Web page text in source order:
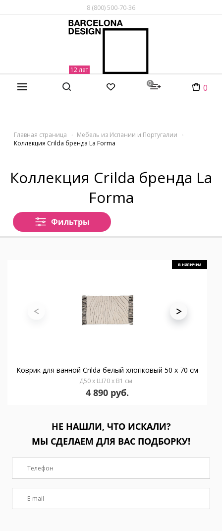
8 (800) 500-70-36
0 0
Главная страница
Мебель из Испании и Португалии
Коллекция Crilda бренда La Forma
Коллекция Crilda бренда La
Forma
Фильтры
в наличии
Коврик для ванной Crilda белый хлопковый 50 x 70 см
Д50 x Ш70 x В1 см
4 890 руб.
НЕ НАШЛИ, ЧТО ИСКАЛИ?
МЫ СДЕЛАЕМ ДЛЯ ВАС ПОДБОРКУ!